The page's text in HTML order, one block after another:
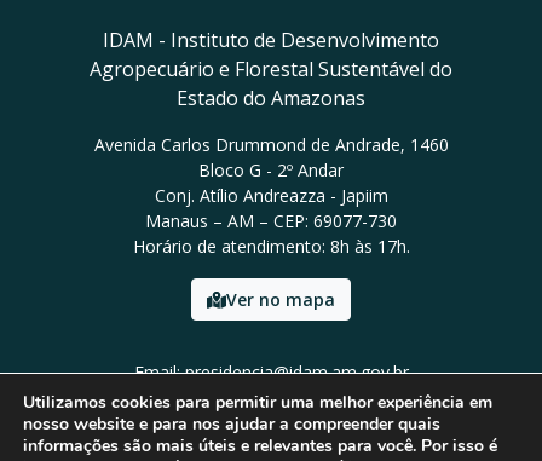
IDAM - Instituto de Desenvolvimento
Agropecuário e Florestal Sustentável do
Estado do Amazonas
Avenida Carlos Drummond de Andrade, 1460
Bloco G - 2º Andar
Conj. Atílio Andreazza - Japiim
Manaus – AM – CEP: 69077-730
Horário de atendimento: 8h às 17h.
Ver no mapa
Email: presidencia@idam.am.gov.br
Tel: (92) 98452-9911
Utilizamos cookies para permitir uma melhor experiência em
nosso website e para nos ajudar a compreender quais
informações são mais úteis e relevantes para você. Por isso é